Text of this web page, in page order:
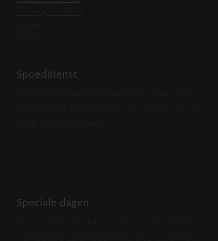
Spoeddienst
Bij spoedklachten kan er gebeld worden naar
0,9 euro per gesprek)
Speciale dagen
Wij zijn helaas gesloten op: 1e en 2e paasdag,
Hemelvaart, 1e en 2e pinksterdag, Tussen kerst